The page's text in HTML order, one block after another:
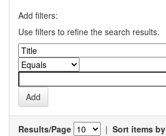
Add filters:
Use filters to refine the search results.
Results/Page | Sort items by